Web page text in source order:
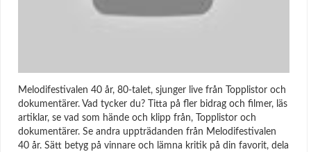
Melodifestivalen 40 år, 80-talet, sjunger live från Topplistor och
dokumentärer. Vad tycker du? Titta på fler bidrag och filmer, läs
artiklar, se vad som hände och klipp från, Topplistor och
dokumentärer. Se andra uppträdanden från Melodifestivalen
40 år. Sätt betyg på vinnare och lämna kritik på din favorit, dela